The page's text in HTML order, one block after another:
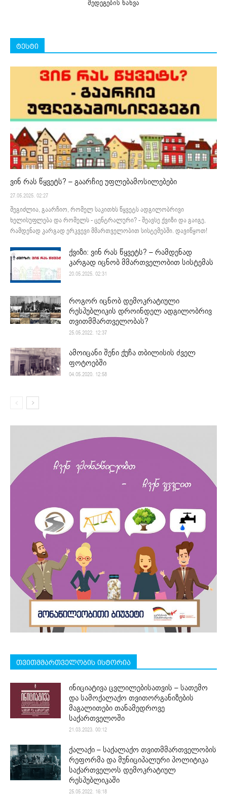
შედეგების ნახვა
ტესტი
ვინ რას წყვეტს? – გაარჩიე უფლებამოსილებები
27.05.2025. 02:27
შეგიძლია, გაარჩიო, რომელ საკითხს წყვეტს ადგილობრივი
ხელისუფლება და რომელს - ცენტრალური? - შეავსე ქვიზი და გაიგე,
რამდენად კარგად ერკვევი მმართველობით სისტემებში. დავიწყოთ!
ქვიზი: ვინ რას წყვეტს? – რამდენად
კარგად იცნობ მმართველობით სისტემას
20.05.2025. 02:31
როგორ იცნობ დემოკრატიული
რესპუბლიკის დროინდელ ადგილობრივ
თვითმმართველობას?
25.05.2022. 12:37
ამოიცანი შენი ქუჩა თბილისის ძველ
ფოტოებში
04.05.2020. 12:58
თვითმმართველობის ისტორია
ინიციატივა ცვლილებისათვის – სათემო
და სამოქალაქო თვითორგანიზების
მაგალითები თანამედროვე
საქართველოში
21.03.2023. 00:12
ქალაქი – საქალაქო თვითმმართველობის
რეფორმა და მუნიციპალური პოლიტიკა
საქართველოს დემოკრატიულ
რესპუბლიკაში
25.05.2022. 16:18